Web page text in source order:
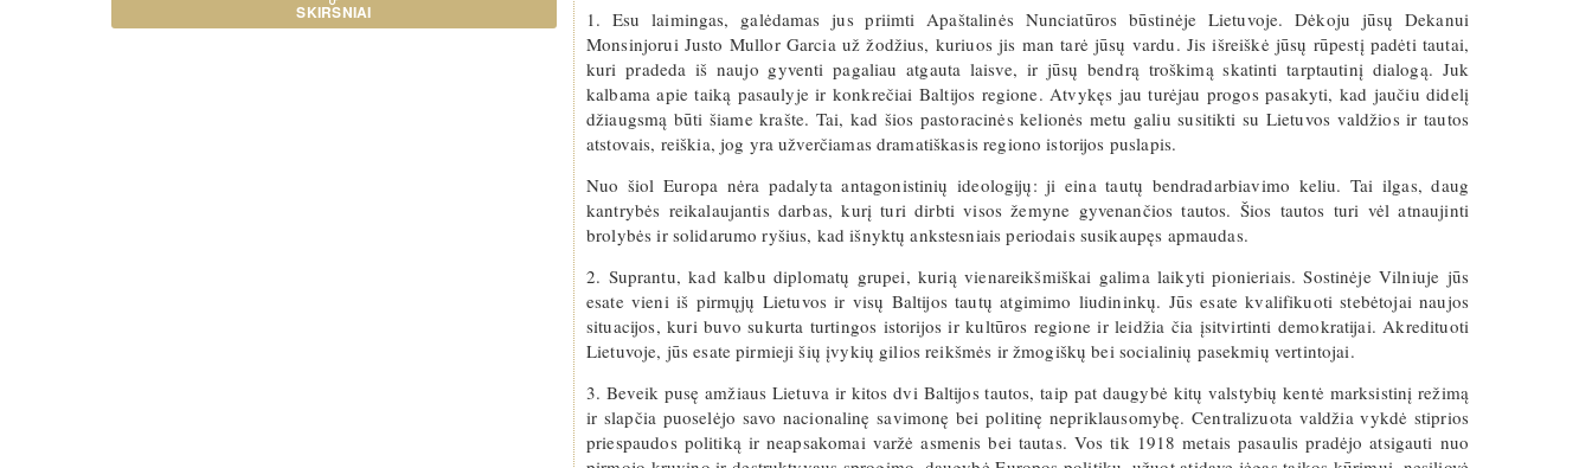
SKIRSNIAI
1. Esu laimingas, galėdamas jus priimti Apaštalinės Nunciatūros būstinėje Lietuvoje. Dėkoju jūsų Dekanui
Monsinjorui Justo Mullor Garcia už žodžius, kuriuos jis man tarė jūsų vardu. Jis išreiškė jūsų rūpestį padėti tautai,
kuri pradeda iš naujo gyventi pagaliau atgauta laisve, ir jūsų bendrą troškimą skatinti tarptautinį dialogą. Juk
kalbama apie taiką pasaulyje ir konkrečiai Baltijos regione. Atvykęs jau turėjau progos pasakyti, kad jaučiu didelį
džiaugsmą būti šiame krašte. Tai, kad šios pastoracinės kelionės metu galiu susitikti su Lietuvos valdžios ir tautos
atstovais, reiškia, jog yra užverčiamas dramatiškasis regiono istorijos puslapis.
Nuo šiol Europa nėra padalyta antagonistinių ideologijų: ji eina tautų bendradarbiavimo keliu. Tai ilgas, daug
kantrybės reikalaujantis darbas, kurį turi dirbti visos žemyne gyvenančios tautos. Šios tautos turi vėl atnaujinti
brolybės ir solidarumo ryšius, kad išnyktų ankstesniais periodais susikaupęs apmaudas.
2. Suprantu, kad kalbu diplomatų grupei, kurią vienareikšmiškai galima laikyti pionieriais. Sostinėje Vilniuje jūs
esate vieni iš pirmųjų Lietuvos ir visų Baltijos tautų atgimimo liudininkų. Jūs esate kvalifikuoti stebėtojai naujos
situacijos, kuri buvo sukurta turtingos istorijos ir kultūros regione ir leidžia čia įsitvirtinti demokratijai. Akredituoti
Lietuvoje, jūs esate pirmieji šių įvykių gilios reikšmės ir žmogiškų bei socialinių pasekmių vertintojai.
3. Beveik pusę amžiaus Lietuva ir kitos dvi Baltijos tautos, taip pat daugybė kitų valstybių kentė marksistinį režimą
ir slapčia puoselėjo savo nacionalinę savimonę bei politinę nepriklausomybę. Centralizuota valdžia vykdė stiprios
priespaudos politiką ir neapsakomai varžė asmenis bei tautas. Vos tik 1918 metais pasaulis pradėjo atsigauti nuo